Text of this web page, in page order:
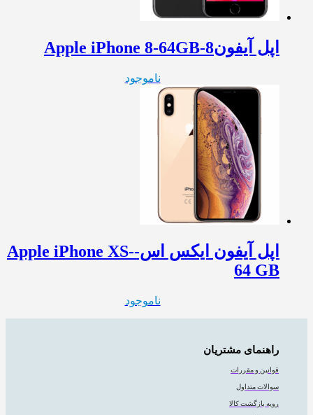
اپل آیفون8-Apple iPhone 8-64GB
ناموجود
اپل آیفون ایکس اس-Apple iPhone XS-
64 GB
ناموجود
راهنمای مشتریان
قوانین و مقررات
سوالات متداول
رویه بازگشت کالا